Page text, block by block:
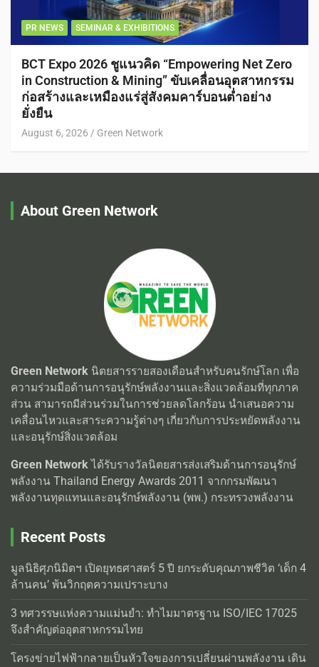
PR NEWS SEMINAR & EXHIBITIONS
BCT Expo 2026 ชูแนวคิด “Empowering Net Zero
in Construction & Mining” ขับเคลื่อนอุตสาหกรรม
ก่อสร้างและเหมืองแร่สู่สังคมคาร์บอนต่ำอย่าง
ยั่งยืน
August 6, 2026 Green Network
About Green Network
Green Network นิตยสารรายสองเดือนสำหรับคนรักษ์โลก เพื่อ
ความร่วมมือด้านการอนุรักษ์พลังงานและสิ่งแวดล้อมที่ทุกภาค
ส่วน สามารถมีส่วนร่วมในการช่วยลดโลกร้อน นำเสนอความ
เคลื่อนไหวและสาระความรู้ต่างๆ เกี่ยวกับการประหยัดพลังงาน
และอนุรักษ์สิ่งแวดล้อม
Green Networkได้รับรางวัลนิตยสารส่งเสริมด้านการอนุรักษ์
พลังงาน Thailand Energy Awards 2011 จากกรมพัฒนา
พลังงานทุดแทนและอนุรักษ์พลังงาน (พพ.) กระทรวงพลังงาน
Recent Posts
มูลนิธิศุภนิมิตฯ เปิดยุทธศาสตร์ 5 ปี ยกระดับคุณภาพชีวิต ‘เด็ก 4
ล้านคน’ พ้นวิกฤตความเปราะบาง
3 ทศวรรษแห่งความแม่นยำ: ทำไมมาตรฐาน ISO/IEC 17025
จึงสำคัญต่ออุตสาหกรรมไทย
โครงข่ายไฟฟ้ากลายเป็นหัวใจของการเปลี่ยนผ่านพลังงาน เดิน